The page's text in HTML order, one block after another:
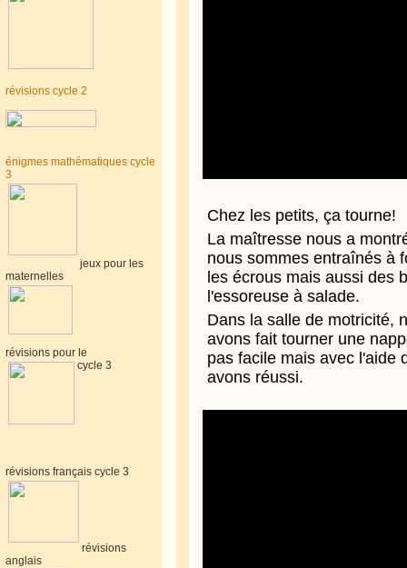
révisions cycle 2
énigmes mathématiques cycle
3
jeux pour les
maternelles
révisions pour le
cycle 3
révisions français cycle 3
révisions
anglais
Chez les petits, ça tourne!
La maîtresse nous a
nous sommes entraînés à
les écrous mais aussi des
l'essoreuse à salade.
Dans la salle de motricité,
avons fait tourner une
pas facile mais avec l'aide
avons réussi.